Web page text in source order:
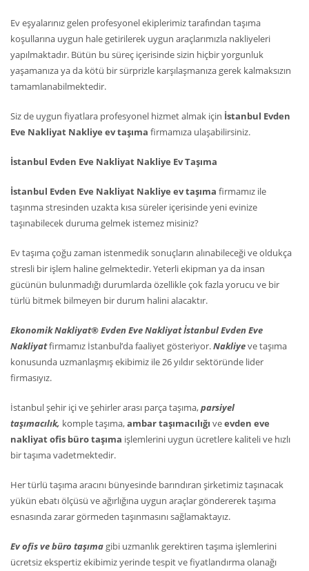
Ev eşyalarınız gelen profesyonel ekiplerimiz tarafından taşıma
koşullarına uygun hale getirilerek uygun araçlarımızla nakliyeleri
yapılmaktadır. Bütün bu süreç içerisinde sizin hiçbir yorgunluk
yaşamanıza ya da kötü bir sürprizle karşılaşmanıza gerek kalmaksızın
tamamlanabilmektedir.
Siz de uygun fiyatlara profesyonel hizmet almak için İstanbul Evden
Eve Nakliyat Nakliye ev taşıma firmamıza ulaşabilirsiniz.
İstanbul Evden Eve Nakliyat Nakliye Ev Taşıma
İstanbul Evden Eve Nakliyat Nakliye ev taşıma firmamız ile
taşınma stresinden uzakta kısa süreler içerisinde yeni evinize
taşınabilecek duruma gelmek istemez misiniz?
Ev taşıma çoğu zaman istenmedik sonuçların alınabileceği ve oldukça
stresli bir işlem haline gelmektedir. Yeterli ekipman ya da insan
gücünün bulunmadığı durumlarda özellikle çok fazla yorucu ve bir
türlü bitmek bilmeyen bir durum halini alacaktır.
Ekonomik Nakliyat® Evden Eve Nakliyat İstanbul Evden Eve
Nakliyatfirmamız İstanbul’da faaliyet gösteriyor.Nakliyeve taşıma
konusunda uzmanlaşmış ekibimiz ile 26 yıldır sektöründe lider
firmasıyız.
İstanbul şehir içi ve şehirler arası parça taşıma,parsiyel
taşımacılık, komple taşıma,ambar taşımacılığı veevden eve
nakliyat ofis büro taşıma işlemlerini uygun ücretlere kaliteli ve hızlı
bir taşıma vadetmektedir.
Her türlü taşıma aracını bünyesinde barındıran şirketimiz taşınacak
yükün ebatı ölçüsü ve ağırlığına uygun araçlar göndererek taşıma
esnasında zarar görmeden taşınmasını sağlamaktayız.
Ev ofis ve büro taşıma gibi uzmanlık gerektiren taşıma işlemlerini
ücretsiz ekspertiz ekibimiz yerinde tespit ve fiyatlandırma olanağı